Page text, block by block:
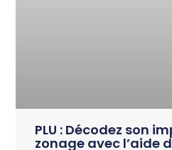
PLU : Décodez son
zonage avec l’aide